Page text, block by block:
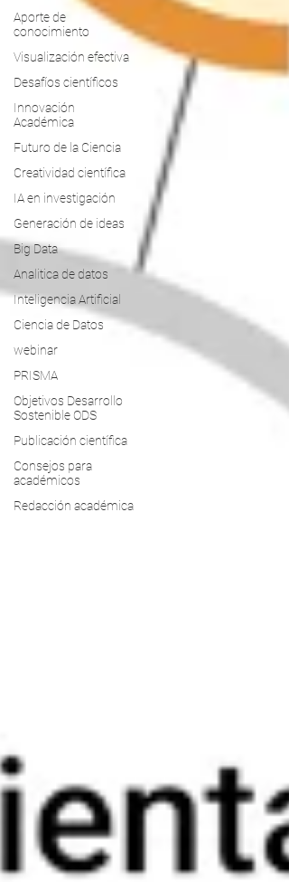
Aporte de
conocimiento
Visualización efectiva
Desafíos científicos
Innovación
Académica
Futuro de la Ciencia
Creatividad científica
IA en investigación
Generación de ideas
Big Data
Analitica de datos
Inteligencia Artificial
Ciencia de Datos
webinar
PRISMA
Objetivos Desarrollo
Sostenible ODS
Publicación científica
Consejos para
académicos
Redacción académica